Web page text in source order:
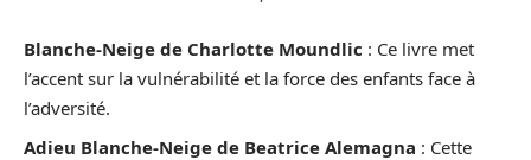
Blanche-Neige de Charlotte Moundlic : Ce livre met
l’accent sur la vulnérabilité et la force des enfants face à
l’adversité.
Adieu Blanche-Neige de Beatrice Alemagna : Cette